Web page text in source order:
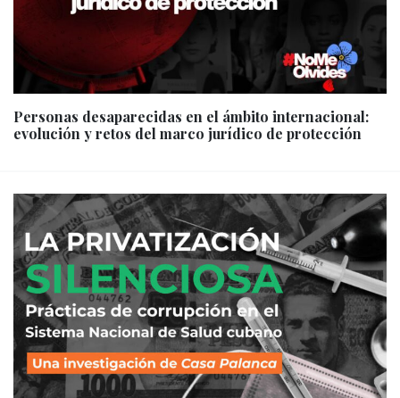
Personas desaparecidas en el ámbito internacional:
evolución y retos del marco jurídico de protección